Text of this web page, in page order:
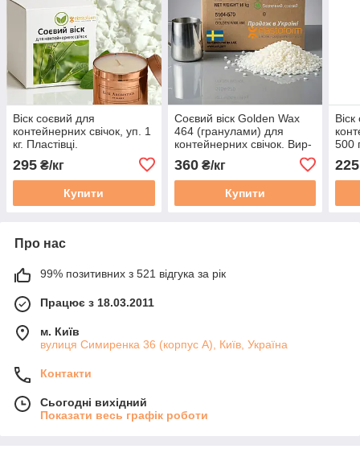
Віск соєвий для
контейнерних свічок, уп. 1
кг. Пластівці.
295 ₴/кг
Купити
Соєвий віск Golden Wax
464 (гранулами) для
контейнерних свічок. Вир-
во ААК (Швеція). Уп. 1 кг.
360₴/кг
Купити
500
225
Про нас
99% позитивних з 521 відгука за рік
Працює з 18.03.2011
м. Київ
вулиця Симиренка 36 (корпус А), Київ, Україна
Контакти
Сьогодні вихідний
Показати весь графік роботи